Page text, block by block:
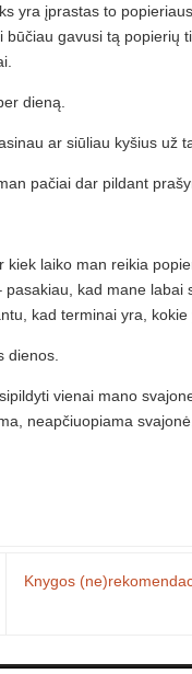
yra įprastas to
gavusi tą popierių
dieną.
ar siūliau kyšius už
pačiai dar pildant
laiko man reikia
kad mane labai
kad terminai yra, kokie
dienos.
vienai mano
neapčiuopiama
Knygos